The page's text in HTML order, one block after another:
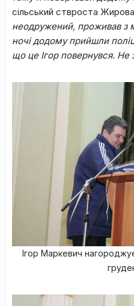
сільський ствроста
неодружений, проживав з
ночі додому прийшли
що це Ігор повернувся. Не
Ігор Маркевич